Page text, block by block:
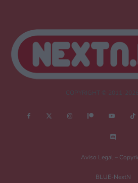
Aviso Legal –
BLUE-NextN